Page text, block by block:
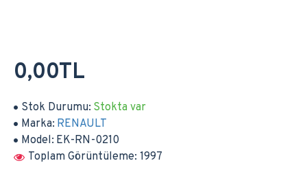
Stok Durumu: Stokta var
Marka: RENAULT
Model: EK-RN-0210
Toplam Görüntüleme: 1997
0,00TL